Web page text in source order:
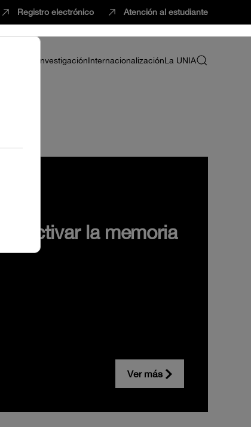
Registro electrónico Atención al estudiante
InvestigaciónInternacionalizaciónLa UNIA
Activar la memoria
Ver más